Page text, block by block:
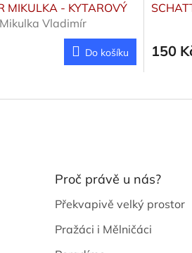
MIKULKA - KYTAROVÝ
Mikulka Vladimír
Do košíku 150
Proč právě u nás?
Překvapivě velký prostor
Pražáci i Mělničáci